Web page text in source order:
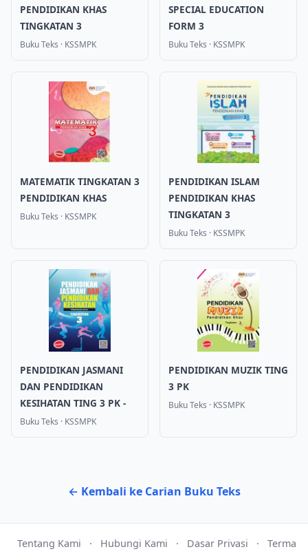
PENDIDIKAN KHAS
TINGKATAN 3
Buku Teks · KSSMPK
SPECIAL EDUCATION
FORM 3
Buku Teks · KSSMPK
MATEMATIK TINGKATAN 3
PENDIDIKAN KHAS
Buku Teks · KSSMPK
PENDIDIKAN ISLAM
PENDIDIKAN KHAS
TINGKATAN 3
Buku Teks · KSSMPK
PENDIDIKAN JASMANI
DAN PENDIDIKAN
KESIHATAN TING 3 PK -
Buku Teks · KSSMPK
PENDIDIKAN MUZIK TING
3 PK
Buku Teks · KSSMPK
← Kembali ke Carian Buku Teks
Tentang Kami · Hubungi Kami · Dasar Privasi ·
Terma